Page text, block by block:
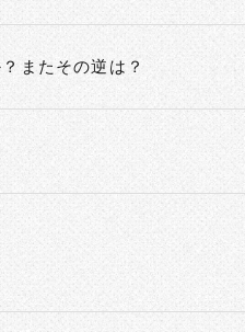
またその逆は？